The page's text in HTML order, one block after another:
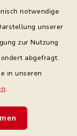
notwendige
unserer
zur Nutzung
abgefragt.
in unseren
.